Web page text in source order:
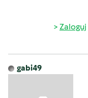
Zaloguj
gabi49